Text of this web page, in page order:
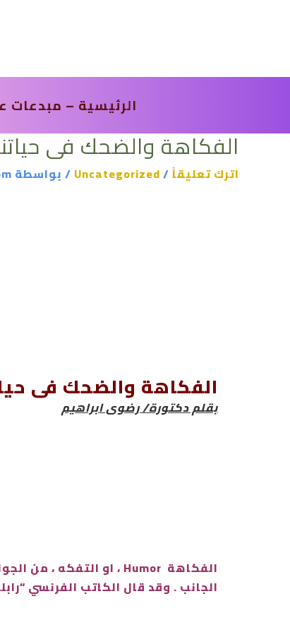
الرئيسية – مبدعات
الفكاهة والضحك فى
اترك تعليقاً/
Uncategorized / بواسطة
الفكاهة والضحك فى
بقلم دكتورة/ رضوى ابراهيم
الجانب . وقد قال الكاتب الفرنسي